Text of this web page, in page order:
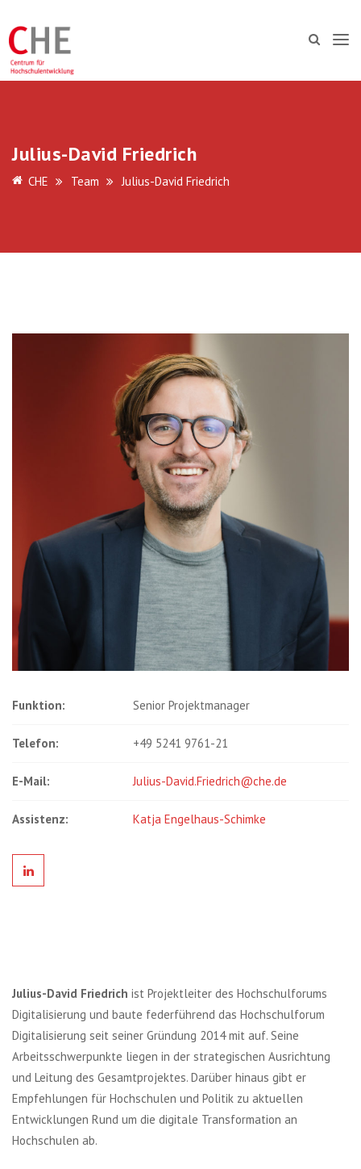
Julius-David Friedrich
CHE Team Julius-David Friedrich
Funktion: Senior Projektmanager
Telefon: +49 5241 9761-21
E-Mail: Julius-David.Friedrich@che.de
Assistenz: Katja Engelhaus-Schimke
Julius-David Friedrich ist Projektleiter des Hochschulforums
Digitalisierung und baute federführend das Hochschulforum
Digitalisierung seit seiner Gründung 2014 mit auf. Seine
Arbeitsschwerpunkte liegen in der strategischen Ausrichtung
und Leitung des Gesamtprojektes. Darüber hinaus gibt er
Empfehlungen für Hochschulen und Politik zu aktuellen
Entwicklungen Rund um die digitale Transformation an
Hochschulen ab.